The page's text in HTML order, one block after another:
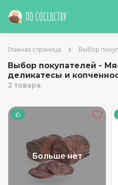
Главная страница Выбор
Выбор покупателей -
деликатесы и
2 товара
Больше нет